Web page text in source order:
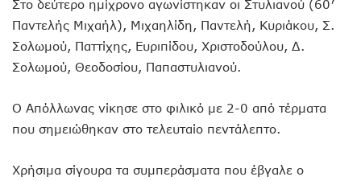
Στο δεύτερο ημίχρονο αγωνίστηκαν οι Στυλιανού (60′
Παντελής Μιχαήλ), Μιχαηλίδη, Παντελή, Κυριάκου, Σ.
Σολωμού, Παττίχης, Ευριπίδου, Χριστοδούλου, Δ.
Σολωμού, Θεοδοσίου, Παπαστυλιανού.
Ο Απόλλωνας νίκησε στο φιλικό με 2-0 από τέρματα
που σημειώθηκαν στο τελευταίο πεντάλεπτο.
Χρήσιμα σίγουρα τα συμπεράσματα που έβγαλε ο